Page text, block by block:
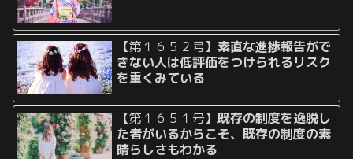
【第１６５２号】素直な進捗報告がで
きない人は低評価をつけられるリスク
を重くみている
【第１６５１号】既存の制度を逸脱し
た者がいるからこそ、既存の制度の素
晴らしさもわかる